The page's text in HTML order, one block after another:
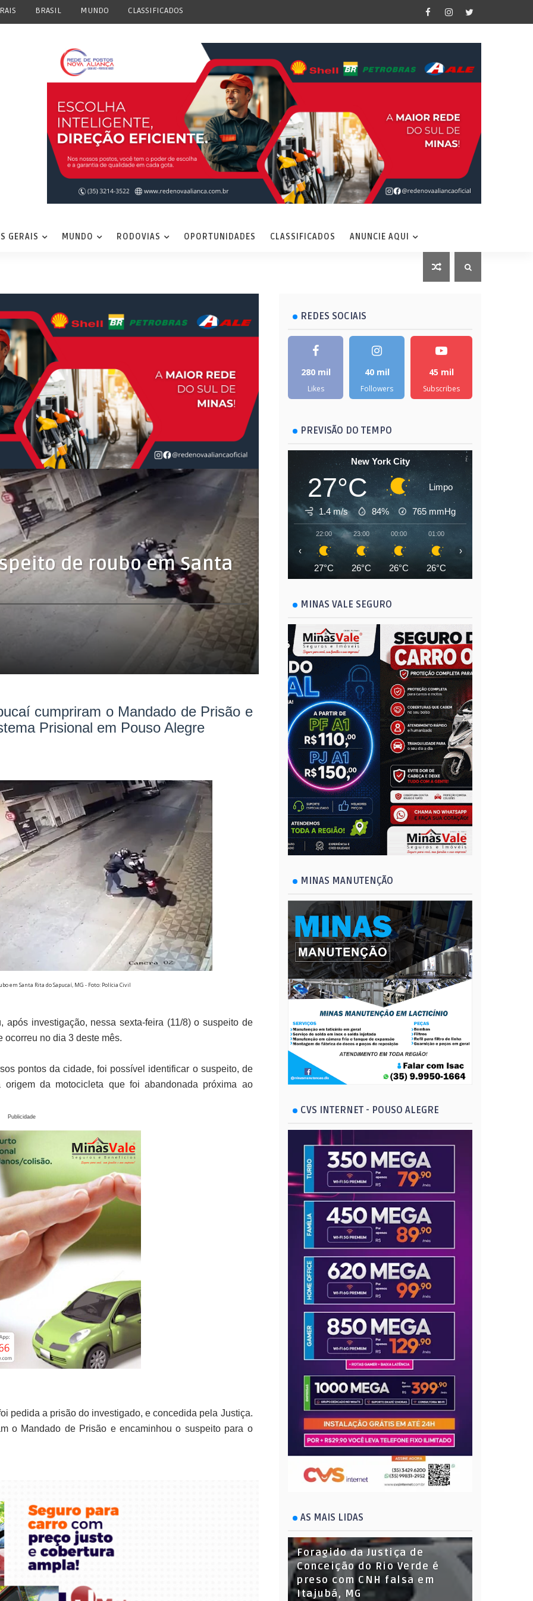
BRASIL MUNDO CLASSIFICADOS
GERAIS MUNDO RODOVIAS OPORTUNIDADES CLASSIFICADOS ANUNCIE AQUI
de roubo em Santa
cumpriram o Mandado de Prisão e
Prisional em Pouso Alegre
em Santa Rita do Sapucaí, MG - Foto: Polícia Civil
investigação, nessa sexta-feira (11/8) o suspeito de
ocorreu no dia 3 deste mês.
pontos da cidade, foi possível identificar o suspeito, de
da motocicleta que foi abandonada próxima ao
Publicidade
pedida a prisão do investigado, e concedida pela Justiça.
o Mandado de Prisão e encaminhou o suspeito para o
REDES SOCIAIS
280 mil
Likes
40 mil
Followers
45 mil
Subscribes
PREVISÃO DO TEMPO
New York City
27°C Limpo
1.4 m/s 84% 765 mmHg
22:00
27°C
23:00
26°C
00:00
26°C
01:00
26°C
‹ ›
MINAS VALE SEGURO
MINAS MANUTENÇÃO
CVS INTERNET - POUSO ALEGRE
AS MAIS LIDAS
Foragido da Justiça de
Conceição do Rio Verde é
preso com CNH falsa em
Itajubá, MG